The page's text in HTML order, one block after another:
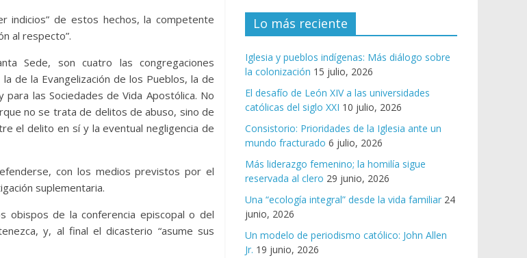
indicios” de estos hechos, la competente
al respecto”.
Sede, son cuatro las congregaciones
de la Evangelización de los Pueblos, la de
las Sociedades de Vida Apostólica. No
no se trata de delitos de abuso, sino de
el delito en sí y la eventual negligencia de
con los medios previstos por el
suplementaria.
obispos de la conferencia episcopal o del
y, al final el dicasterio “asume sus
Lo más reciente
Iglesia y pueblos indígenas: Más diálogo sobre
la colonización 15 julio, 2026
El desafío de León XIV a las universidades
católicas del siglo XXI 10 julio, 2026
Consistorio: Prioridades de la Iglesia ante un
mundo fracturado 6 julio, 2026
Más liderazgo femenino; la homilía sigue
reservada al clero 29 junio, 2026
Una “ecología integral” desde la vida familiar 24
junio, 2026
Un modelo de periodismo católico: John Allen
Jr. 19 junio, 2026